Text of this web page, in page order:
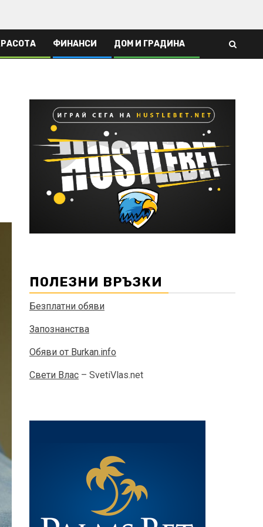
ФИНАНСИ ДОМ И ГРАДИНА
ПОЛЕЗНИ ВРЪЗКИ
Безплатни обяви
Запознанства
Обяви от Burkan.info
Свети Влас – SvetiVlas.net